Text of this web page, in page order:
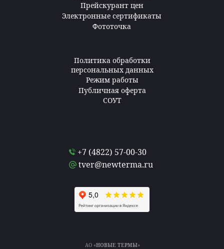
tver@newterma.ru
АО «НОВЫЕ ТЕРМЫ»
+7 (4822) 57-00-30
Политика обработки
персональных данных
Режим работы
Публичная оферта
СОУТ
Прейскурант цен
Электронные сертификаты
Фототочка